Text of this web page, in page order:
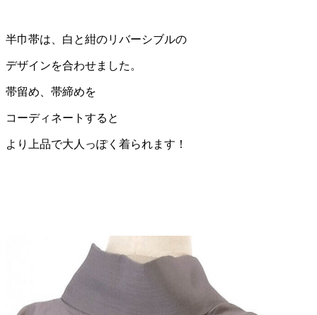
半巾帯は、白と紺のリバーシブルの
デザインを合わせました。
帯留め、帯締めを
コーディネートすると
より上品で大人っぽく着られます！